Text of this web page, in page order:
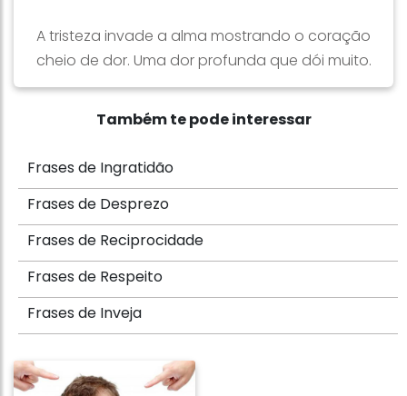
A tristeza invade a alma mostrando o coração
cheio de dor. Uma dor profunda que dói muito.
Também te pode interessar
Frases de Ingratidão
Frases de Desprezo
Frases de Reciprocidade
Frases de Respeito
Frases de Inveja